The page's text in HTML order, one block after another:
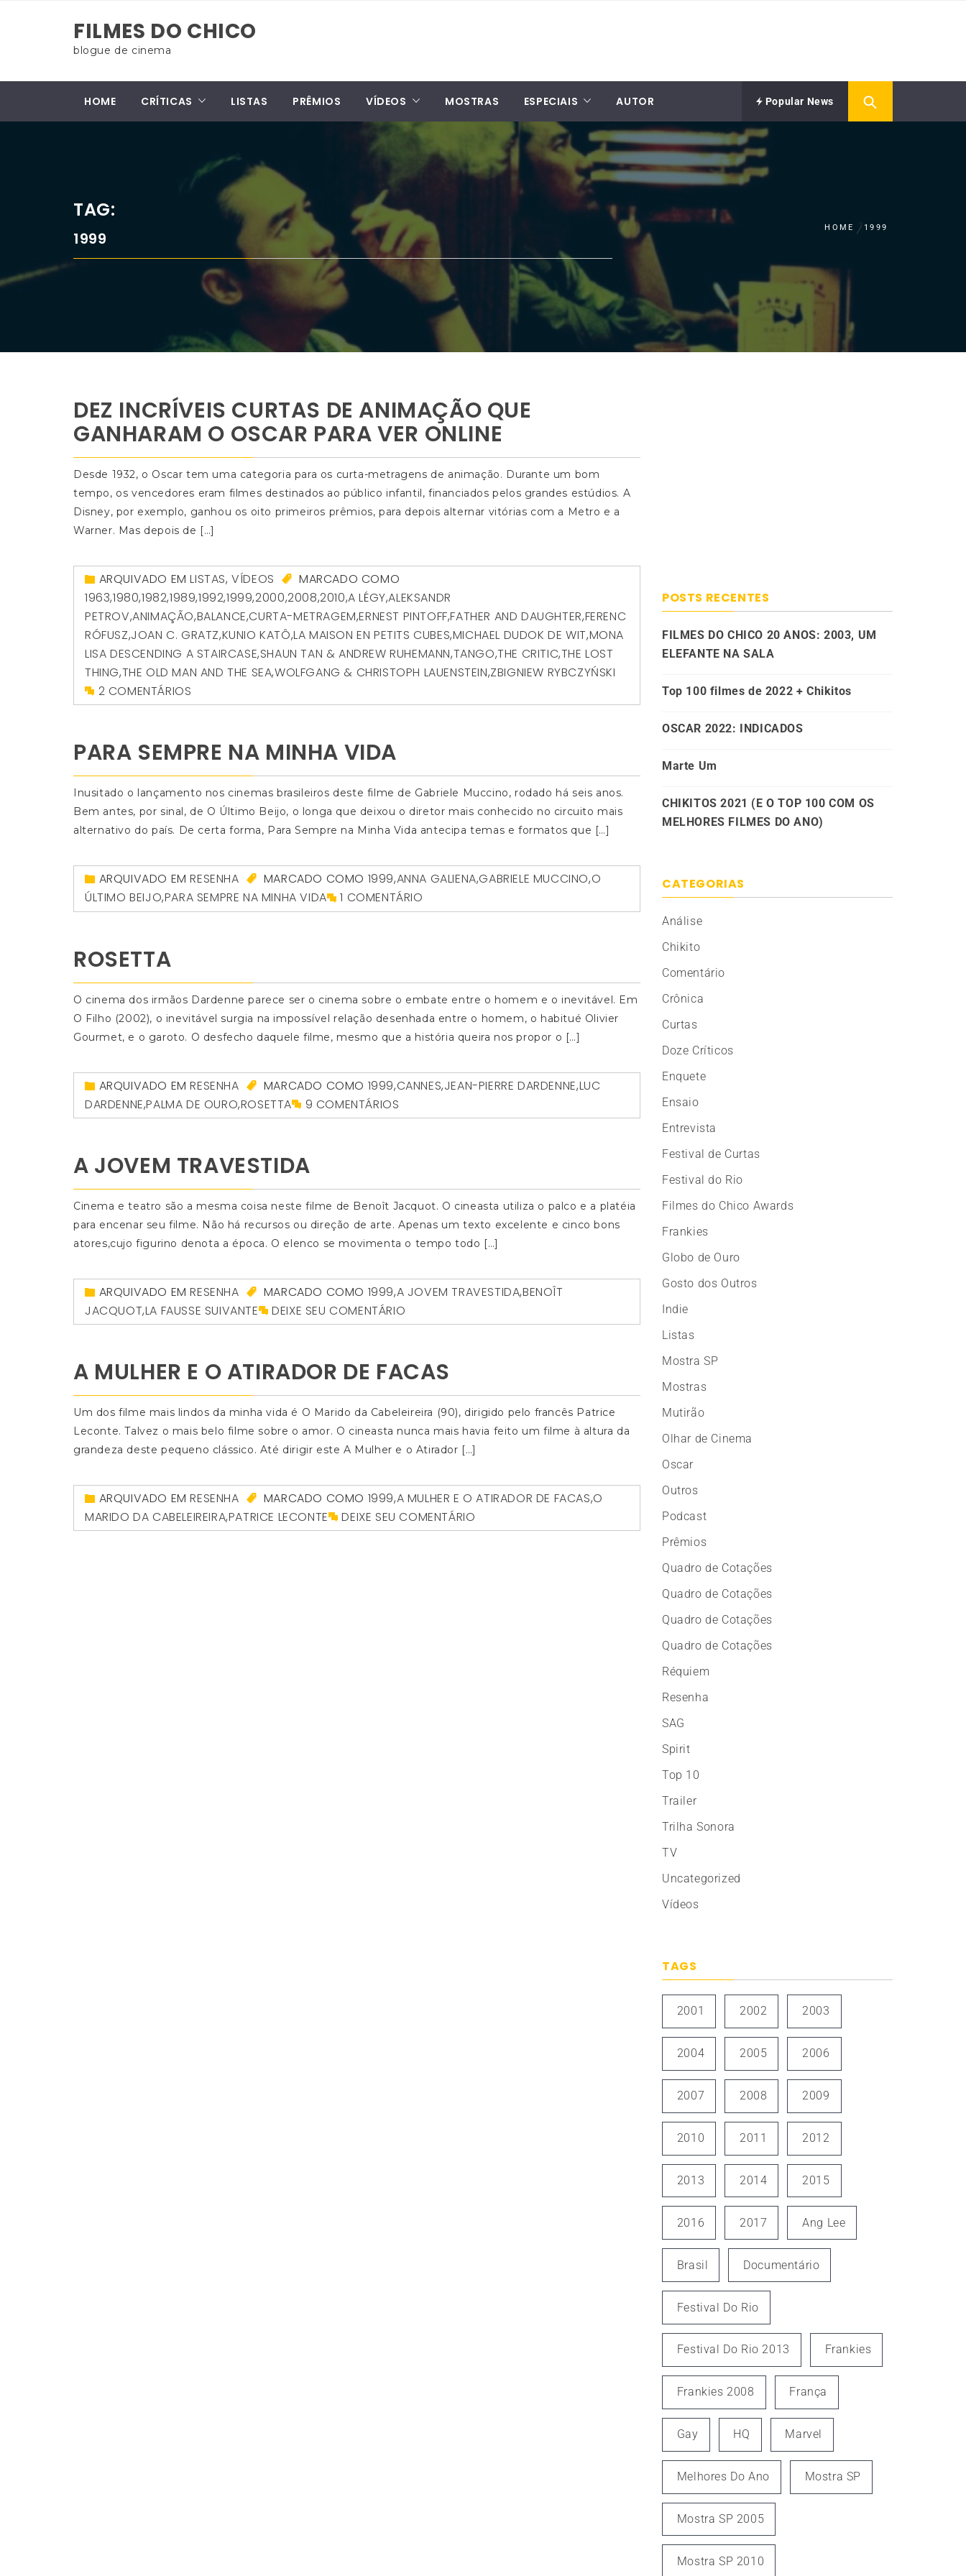
FILMES DO CHICO
blogue de cinema
HOME CRÍTICAS LISTAS PRÊMIOS VÍDEOS MOSTRAS ESPECIAIS AUTOR Popular News
TAG:
1999
HOME 1999
DEZ INCRÍVEIS CURTAS DE ANIMAÇÃO QUE
GANHARAM O OSCAR PARA VER ONLINE
Desde 1932, o Oscar tem uma categoria para os curta-metragens de animação. Durante um bom
tempo, os vencedores eram filmes destinados ao público infantil, financiados pelos grandes estúdios. A
Disney, por exemplo, ganhou os oito primeiros prêmios, para depois alternar vitórias com a Metro e a
Warner. Mas depois de […]
ARQUIVADO EMLISTAS,VÍDEOS
MARCADO COMO
1963,1980,1982,1989,1992,1999,2000,2008,2010,A LÉGY,ALEKSANDR
PETROV,ANIMAÇÃO,BALANCE,CURTA-METRAGEM,ERNEST PINTOFF,FATHER AND DAUGHTER,FERENC
RÓFUSZ,JOAN C. GRATZ,KUNIO KATÔ,LA MAISON EN PETITS CUBES,MICHAEL DUDOK DE WIT,MONA
LISA DESCENDING A STAIRCASE,SHAUN TAN & ANDREW RUHEMANN,TANGO,THE CRITIC,THE LOST
THING,THE OLD MAN AND THE SEA,WOLFGANG & CHRISTOPH LAUENSTEIN,ZBIGNIEW RYBCZYŃSKI
2 COMENTÁRIOS
PARA SEMPRE NA MINHA VIDA
Inusitado o lançamento nos cinemas brasileiros deste filme de Gabriele Muccino, rodado há seis anos.
Bem antes, por sinal, de O Último Beijo, o longa que deixou o diretor mais conhecido no circuito mais
alternativo do país. De certa forma, Para Sempre na Minha Vida antecipa temas e formatos que […]
ARQUIVADO EMRESENHA MARCADO COMO 1999,ANNA GALIENA,GABRIELE MUCCINO,O
ÚLTIMO BEIJO,PARA SEMPRE NA MINHA VIDA 1 COMENTÁRIO
ROSETTA
O cinema dos irmãos Dardenne parece ser o cinema sobre o embate entre o homem e o inevitável. Em
O Filho (2002), o inevitável surgia na impossível relação desenhada entre o homem, o habitué Olivier
Gourmet, e o garoto. O desfecho daquele filme, mesmo que a história queira nos propor o […]
ARQUIVADO EMRESENHA MARCADO COMO 1999,CANNES,JEAN-PIERRE DARDENNE,LUC
DARDENNE,PALMA DE OURO,ROSETTA 9 COMENTÁRIOS
A JOVEM TRAVESTIDA
Cinema e teatro são a mesma coisa neste filme de Benoît Jacquot. O cineasta utiliza o palco e a platéia
para encenar seu filme. Não há recursos ou direção de arte. Apenas um texto excelente e cinco bons
atores,cujo figurino denota a época. O elenco se movimenta o tempo todo […]
ARQUIVADO EMRESENHA MARCADO COMO 1999,A JOVEM TRAVESTIDA,BENOÎT
JACQUOT,LA FAUSSE SUIVANTE DEIXE SEU COMENTÁRIO
A MULHER E O ATIRADOR DE FACAS
Um dos filme mais lindos da minha vida é O Marido da Cabeleireira (90), dirigido pelo francês Patrice
Leconte. Talvez o mais belo filme sobre o amor. O cineasta nunca mais havia feito um filme à altura da
grandeza deste pequeno clássico. Até dirigir este A Mulher e o Atirador […]
ARQUIVADO EMRESENHA MARCADO COMO 1999,A MULHER E O ATIRADOR DE FACAS,O
MARIDO DA CABELEIREIRA,PATRICE LECONTE DEIXE SEU COMENTÁRIO
POSTS RECENTES
FILMES DO CHICO 20 ANOS: 2003, UM
ELEFANTE NA SALA
Top 100 filmes de 2022 + Chikitos
OSCAR 2022: INDICADOS
Marte Um
CHIKITOS 2021 (E O TOP 100 COM OS
MELHORES FILMES DO ANO)
CATEGORIAS
Análise
Chikito
Comentário
Crônica
Curtas
Doze Críticos
Enquete
Ensaio
Entrevista
Festival de Curtas
Festival do Rio
Filmes do Chico Awards
Frankies
Globo de Ouro
Gosto dos Outros
Indie
Listas
Mostra SP
Mostras
Mutirão
Olhar de Cinema
Oscar
Outros
Podcast
Prêmios
Quadro de Cotações
Quadro de Cotações
Quadro de Cotações
Quadro de Cotações
Réquiem
Resenha
SAG
Spirit
Top 10
Trailer
Trilha Sonora
TV
Uncategorized
Vídeos
TAGS
2001 2002 2003
2004 2005 2006
2007 2008 2009
2010 2011 2012
2013 2014 2015
2016 2017 Ang Lee
Brasil Documentário
Festival Do Rio
Festival Do Rio 2013 Frankies
Frankies 2008 França
Gay HQ Marvel
Melhores Do Ano Mostra SP
Mostra SP 2005
Mostra SP 2010